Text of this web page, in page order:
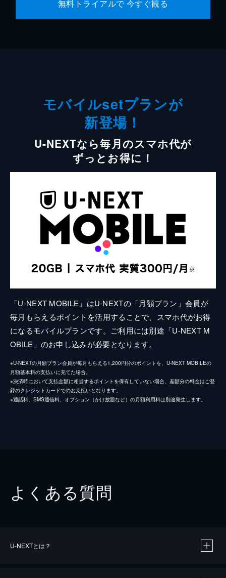
無料トライアルで 今すぐ観る
モバイルsetプランが
新登場！
U-NEXTなら毎月のスマホ代が
ずっとお得に！
「U-NEXT MOBILE」はU-NEXTの「月額プラン」会員が
毎月もらえるポイントを活用することで、スマホ代がお得
になるモバイルプランです。ご利用には別途「U-NEXT M
OBILE」のお申し込みが必要となります。
※U-NEXTの月額プラン会員が毎月もらえる1,200円分のポイントを、U-NEXT MOBILEの
月額基本料の支払いに充てた場合。
※決済時において支払金額に相当するポイントを保有していない場合、差額分の料金はご登
録のクレジットカードでのお支払いとなります。
※通話料、SMS通信料、オプション（かけ放題など）の月額利用料は別途発生します。
よくある質問
U-NEXTとは？